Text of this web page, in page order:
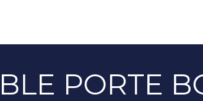
PORTE